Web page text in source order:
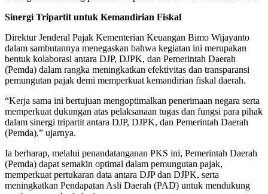
Sinergi Tripartit untuk Kemandirian Fiskal
Direktur Jenderal Pajak Kementerian Keuangan Bimo Wijayanto
dalam sambutannya menegaskan bahwa kegiatan ini merupakan
bentuk kolaborasi antara DJP, DJPK, dan Pemerintah Daerah
(Pemda) dalam rangka meningkatkan efektivitas dan transparansi
pemungutan pajak demi memperkuat kemandirian fiskal daerah.
“Kerja sama ini bertujuan mengoptimalkan penerimaan negara serta
memperkuat dukungan atas pelaksanaan tugas dan fungsi para pihak
dalam sinergi tripartit antara DJP, DJPK, dan Pemerintah Daerah
(Pemda),” ujarnya.
Ia berharap, melalui penandatanganan PKS ini, Pemerintah Daerah
(Pemda) dapat semakin optimal dalam pemungutan pajak,
memperkuat pertukaran data antara DJP dan DJPK, serta
meningkatkan Pendapatan Asli Daerah (PAD) untuk mendukung